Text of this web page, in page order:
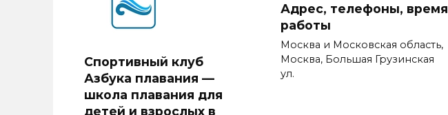
Спортивный клуб
Азбука плавания —
школа плавания для
детей и взрослых в
Адрес, телефоны, время
работы
Москва и Московская область,
Москва, Большая Грузинская
ул.